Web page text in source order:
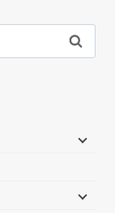
Buscar